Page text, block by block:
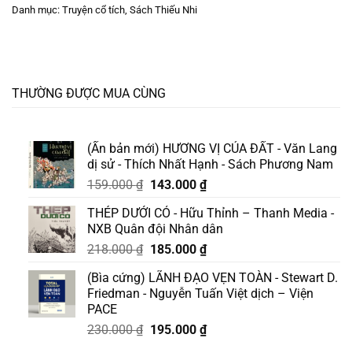
Danh mục: Truyện cổ tích, Sách Thiếu Nhi
THƯỜNG ĐƯỢC MUA CÙNG
(Ấn bản mới) HƯƠNG VỊ CỦA ĐẤT - Văn Lang
dị sử - Thích Nhất Hạnh - Sách Phương Nam
159.000₫ Giá
là:
159.000 ₫.
143.000 ₫Giá
tại
là:
143.000 ₫.
THÉP DƯỚI CỎ - Hữu Thỉnh – Thanh Media -
NXB Quân đội Nhân dân
218.000₫ Giá
là:
218.000 ₫.
185.000 ₫Giá
tại
là:
(Bìa cứng) LÃNH ĐẠO VẸN TOÀN - Stewart D.
Friedman - Nguyễn Tuấn Việt dịch – Viện
PACE
230.000₫ Giá
195.000 ₫Giá